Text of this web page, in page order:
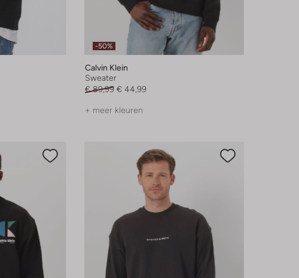
-50%
Calvin Klein
Sweater
€ 89,99 € 44,99
+ meer kleuren